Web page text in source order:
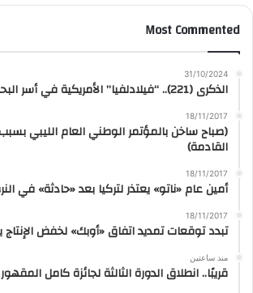
Most Commented
31/10/2024
الذكرى (221).. “فيلادلفيا” الأمريكية في أسر البحارة الطرابلسيين
18/11/2017
(صباح ساخن بالمؤتمر الوطني العام الليبي
القادمة)
18/11/2017
أمين عام «ناتو» يعتذر لتركيا بعد «حادثة» في
18/11/2017
تبدد توقعات تمديد اتفاق «أوبك» لخفض الإنتاج
منذ ساعتين
قريبًا.. انطلاق الدورة الثالثة لجائزة كامل